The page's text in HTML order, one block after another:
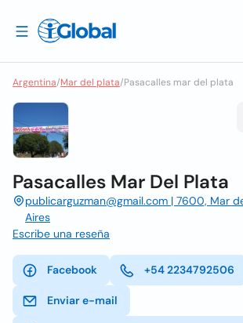
Argentina/Mar del plata/Pasacalles mar del plata
Pasacalles Mar Del Plata
publicarguzman@gmail.com | 7600, Mar
Aires
Escribe una reseña
Facebook +54 2234792506
Enviar e-mail